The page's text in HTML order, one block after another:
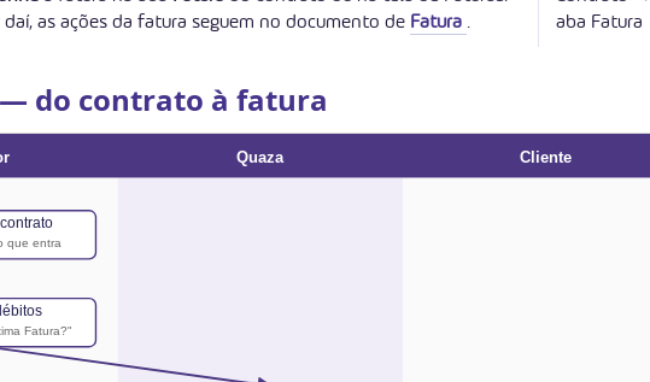
as ações da fatura seguem no documento de Fatura .
aba Fatura
do contrato à fatura
Quaza Cliente
que entra
Fatura?"